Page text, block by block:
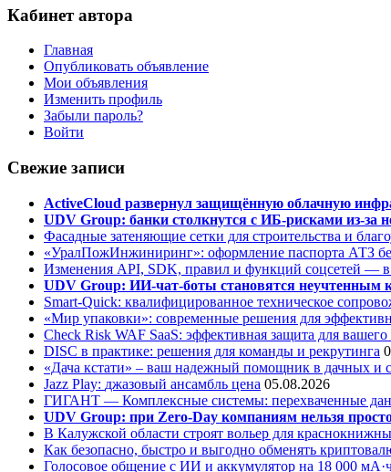
Кабинет автора
Главная
Опубликовать объявление
Мои объявления
Изменить профиль
Забыли пароль?
Войти
Свежие записи
ActiveCloud развернул защищённую облачную
UDV Group: банки столкнутся с ИБ-рисками из-за
Фасадные затеняющие сетки для строительства и
«УралПожИнжиниринг»: оформление паспорта АТЗ
Изменения API, SDK, правил и функций соцсетей —
UDV Group: ИИ-чат-боты становятся неучтенным
Smart-Quick: квалифицированное техническое
«Мир упаковки»: современные решения для
Check Risk WAF SaaS: эффективная защита для вашего
DISC в практике: решения для команды и рекрутинга
«Дача кстати» – ваш надежный помощник в дачных и
Jazz Play: джазовый ансамбль цена 05.08.2026
ГИГАНТ — Комплексные системы: перехваченные
UDV Group: при Zero-Day компаниям нельзя
В Калужской области строят вольер для
Как безопасно, быстро и выгодно обменять
Голосовое общение с ИИ и аккумулятор на 18 000